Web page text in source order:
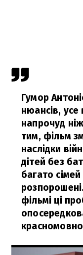
Гумор
нюансів, усе
напрочуд
тим, фільм
наслідки
дітей без
багато
фільмі ці